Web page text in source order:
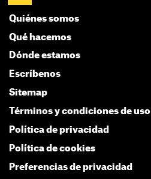
Quiénes somos
Qué hacemos
Dónde estamos
Escríbenos
Sitemap
Términos y condiciones de uso
Política de privacidad
Política de cookies
Preferencias de privacidad